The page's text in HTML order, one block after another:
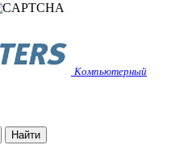
Компьютерный